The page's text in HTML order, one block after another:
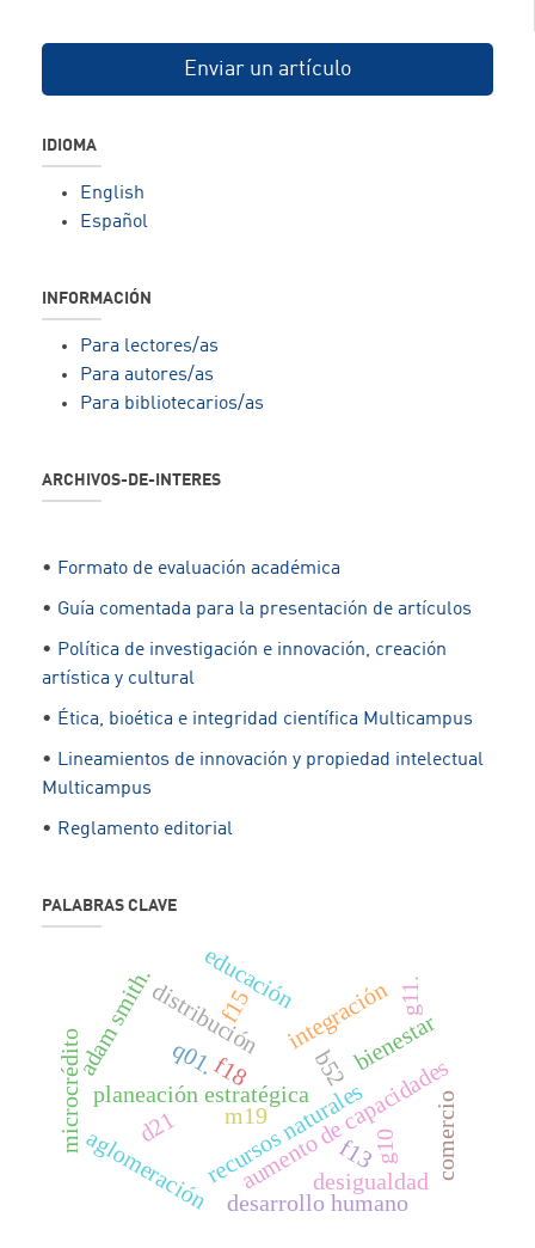
Enviar un artículo
IDIOMA
English
Español
INFORMACIÓN
Para lectores/as
Para autores/as
Para bibliotecarios/as
ARCHIVOS-DE-INTERES
• Formato de evaluación académica
• Guía comentada para la presentación de artículos
• Política de investigación e innovación, creación
artística y cultural
• Ética, bioética e integridad científica Multicampus
• Lineamientos de innovación y propiedad intelectual
Multicampus
• Reglamento editorial
PALABRAS CLAVE
integración
distribución
recursos naturales
f13
f15
f18
q01.
planeación estratégica
d21
b52
m19
aglomeración desarrollo humano
aumento de capacidades
desigualdad
adam smith. educación
bienestar
comercio
microcrédito g10
g11.